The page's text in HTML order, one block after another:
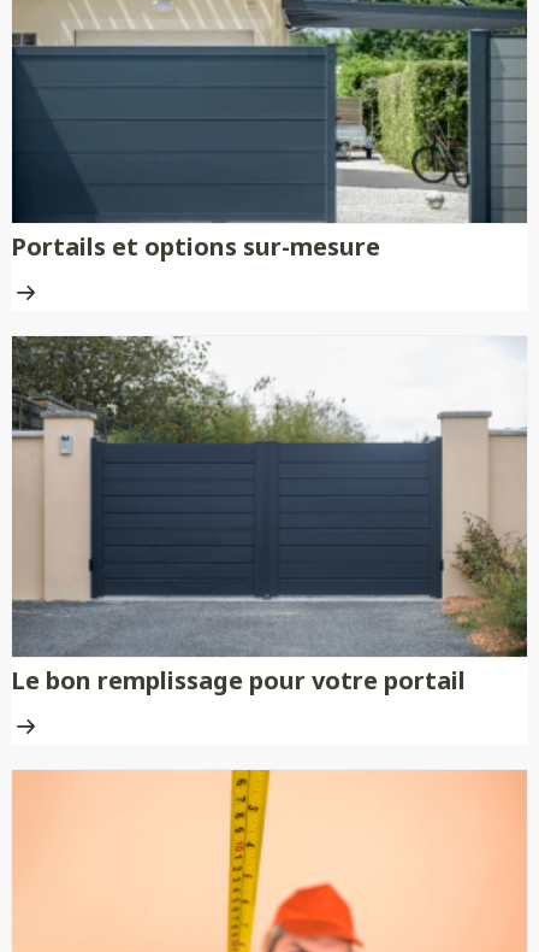
nécessitent aucune peinture ni
traitement anti-rouille.
Portails et options sur-mesure
Le bon remplissage pour votre portail